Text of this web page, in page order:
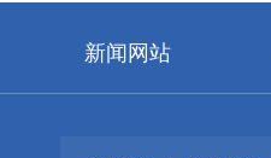
新闻网站